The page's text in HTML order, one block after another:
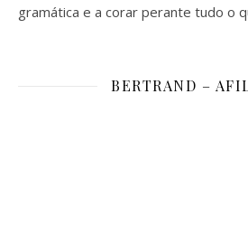
gramática e a corar perante tudo o
BERTRAND –